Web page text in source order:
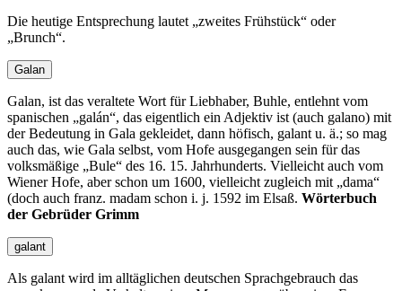
Die heutige Entsprechung lautet
zweites Frühstück
oder
Brunch .
Galan
Galan, ist das veraltete Wort für Liebhaber, Buhle, entlehnt vom
spanischen
galán , das eigentlich ein Adjektiv ist (auch galano) mit
der Bedeutung in Gala gekleidet, dann höfisch, galant u. ä.; so mag
auch das, wie Gala selbst, vom Hofe ausgegangen sein für das
volksmäßige
Bule
des 16. 15. Jahrhunderts. Vielleicht auch vom
Wiener Hofe, aber schon um 1600, vielleicht zugleich mit
dama
(doch auch franz. madam schon i. j. 1592 im Elsaß. Wörterbuch
der Gebrüder Grimm
galant
Als galant wird im alltäglichen deutschen Sprachgebrauch das